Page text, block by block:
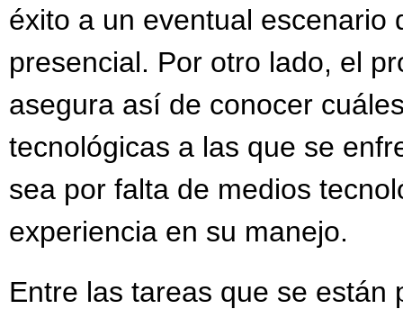
éxito a un eventual escenario
presencial. Por otro lado, el
asegura así de conocer
tecnológicas a las que se
sea por falta de medios
experiencia en su manejo.
Entre las tareas que se están